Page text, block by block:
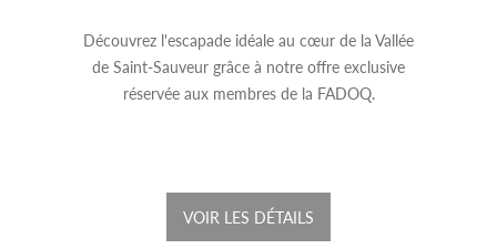
Découvrez l'escapade idéale au cœur de la Vallée
de Saint-Sauveur grâce à notre offre exclusive
réservée aux membres de la FADOQ.
VOIR LES DÉTAILS